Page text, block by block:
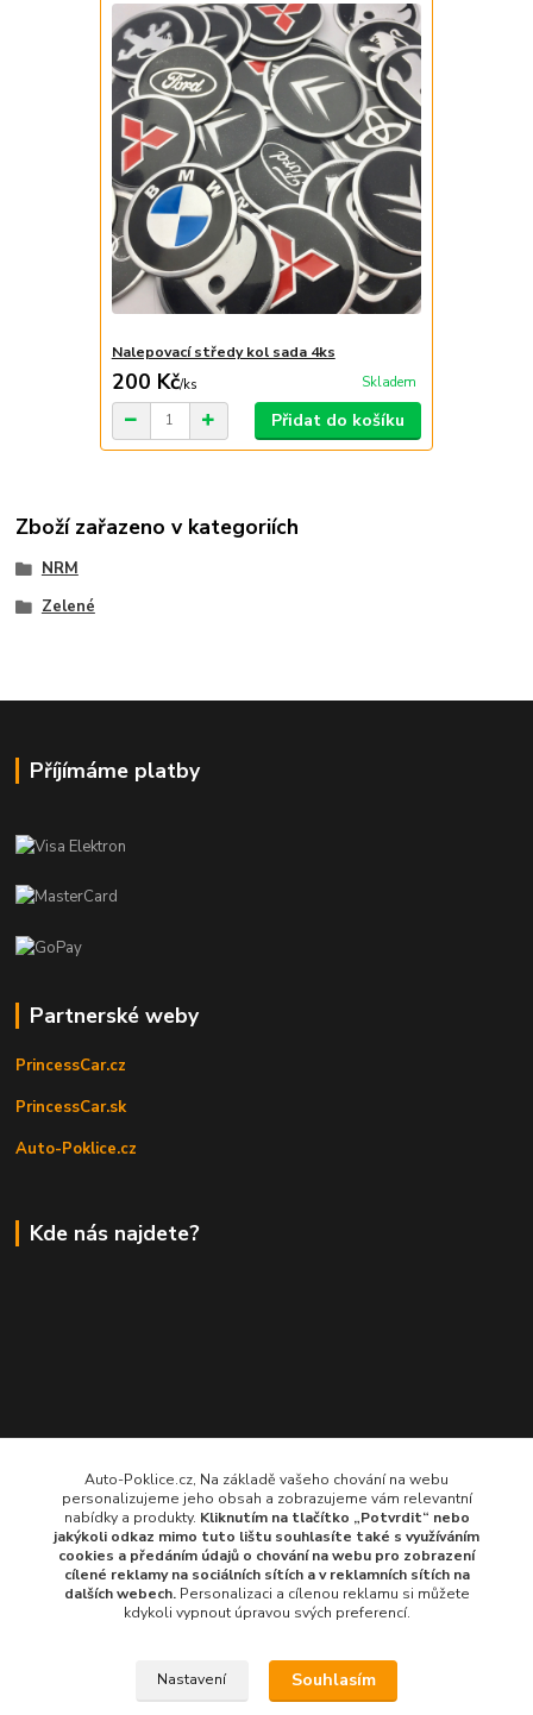
Nalepovací středy kol sada 4ks
200 Kč/ks Skladem
Přidat do košíku
Zboží zařazeno v kategoriích
NRM
Zelené
Příjímáme platby
Partnerské weby
PrincessCar.cz
PrincessCar.sk
Auto-Poklice.cz
Kde nás najdete?
Auto-Poklice.cz, Na základě vašeho chování na webu
personalizujeme jeho obsah a zobrazujeme vám relevantní
nabídky a produkty. Kliknutím na tlačítko „Potvrdit“ nebo
jakýkoli odkaz mimo tuto lištu souhlasíte také s využíváním
cookies a předáním údajů o chování na webu pro zobrazení
cílené reklamy na sociálních sítích a v reklamních sítíchna
dalších webech.Personalizaci a cílenou reklamu si můžete
kdykoli vypnout úpravou svých preferencí.
Nastavení Souhlasím